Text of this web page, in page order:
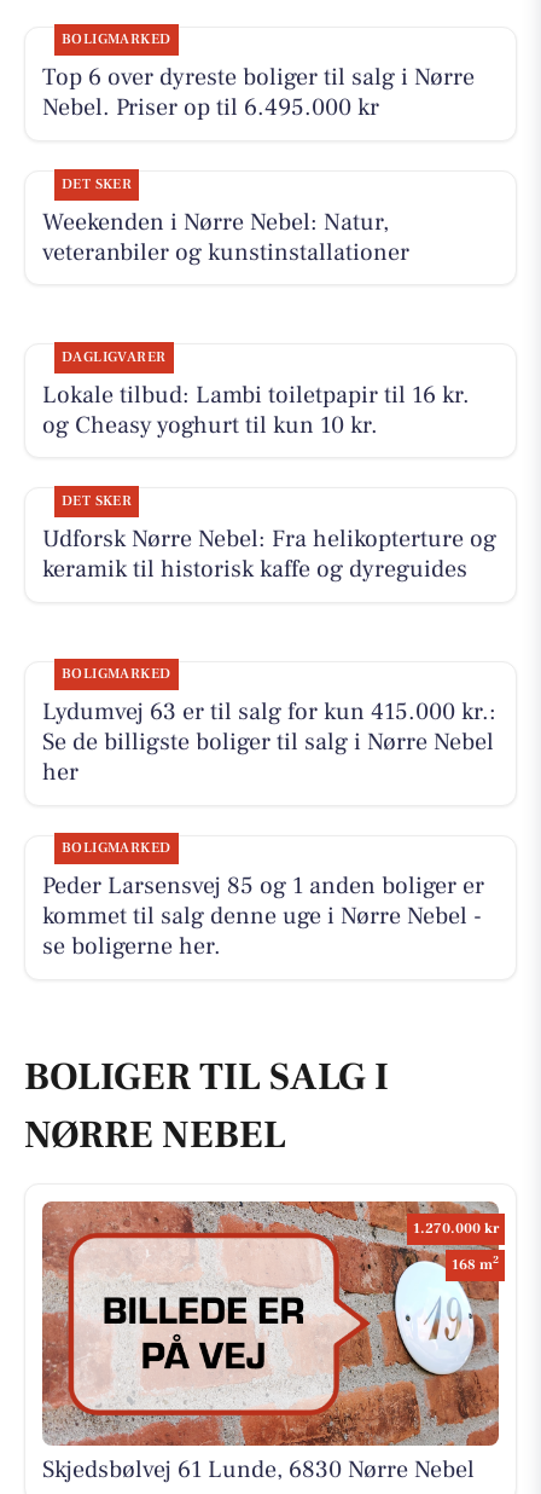
BOLIGMARKED
Top 6 over dyreste boliger til salg i Nørre
Nebel. Priser op til 6.495.000 kr
DET SKER
Weekenden i Nørre Nebel: Natur,
veteranbiler og kunstinstallationer
DAGLIGVARER
Lokale tilbud: Lambi toiletpapir til 16 kr.
og Cheasy yoghurt til kun 10 kr.
DET SKER
Udforsk Nørre Nebel: Fra helikopterture og
keramik til historisk kaffe og dyreguides
BOLIGMARKED
Lydumvej 63 er til salg for kun 415.000 kr.:
Se de billigste boliger til salg i Nørre Nebel
her
BOLIGMARKED
Peder Larsensvej 85 og 1 anden boliger er
kommet til salg denne uge i Nørre Nebel -
se boligerne her.
BOLIGER TIL SALG I
NØRRE NEBEL
1.270.000 kr
168 m2
Skjedsbølvej 61 Lunde, 6830 Nørre Nebel